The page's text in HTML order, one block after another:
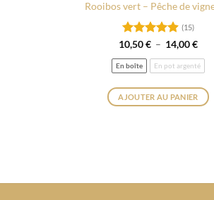
Rooibos vert – Pêche de
Note4.93
(15)
10,50€ – 14,00€
prix :
En boîte En pot argenté
AJOUTER AU PANIER
Les